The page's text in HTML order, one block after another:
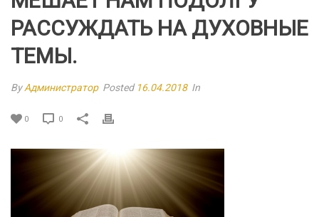
РАССУЖДАТЬ НА ДУХОВНЫЕ
ТЕМЫ.
ByАдминистратор Posted 16.04.2018 In
0 0